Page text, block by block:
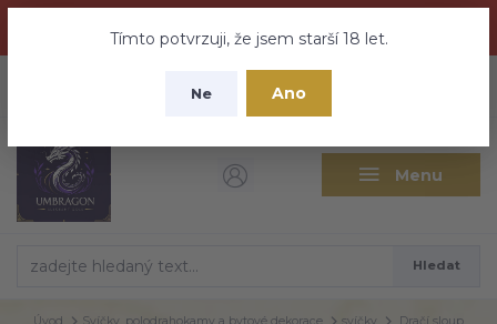
nebuďte vyděšeni zde najdete vše a ještě mnohem víc
Tímto potvrzuji, že jsem starší 18 let.
Ne Ano
Menu
CZK
Hledat